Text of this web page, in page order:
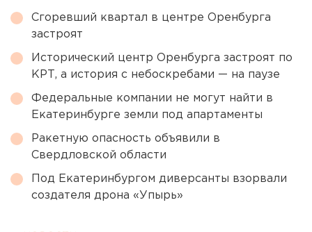
Сгоревший квартал в центре Оренбурга
застроят
Исторический центр Оренбурга застроят по
КРТ, а история с небоскребами — на паузе
Федеральные компании не могут найти в
Екатеринбурге земли под апартаменты
Ракетную опасность объявили в
Свердловской области
Под Екатеринбургом диверсанты взорвали
создателя дрона «Упырь»